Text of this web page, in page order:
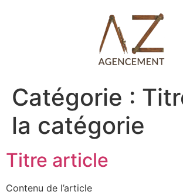
Catégorie :
la catégorie
Titre article
Contenu de l’article